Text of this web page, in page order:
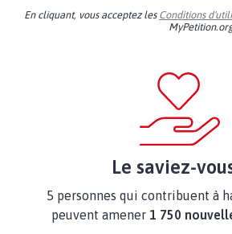
En cliquant, vous acceptez les Conditions
Le saviez-
5 personnes qui contribuent à
peuvent amener 1 750